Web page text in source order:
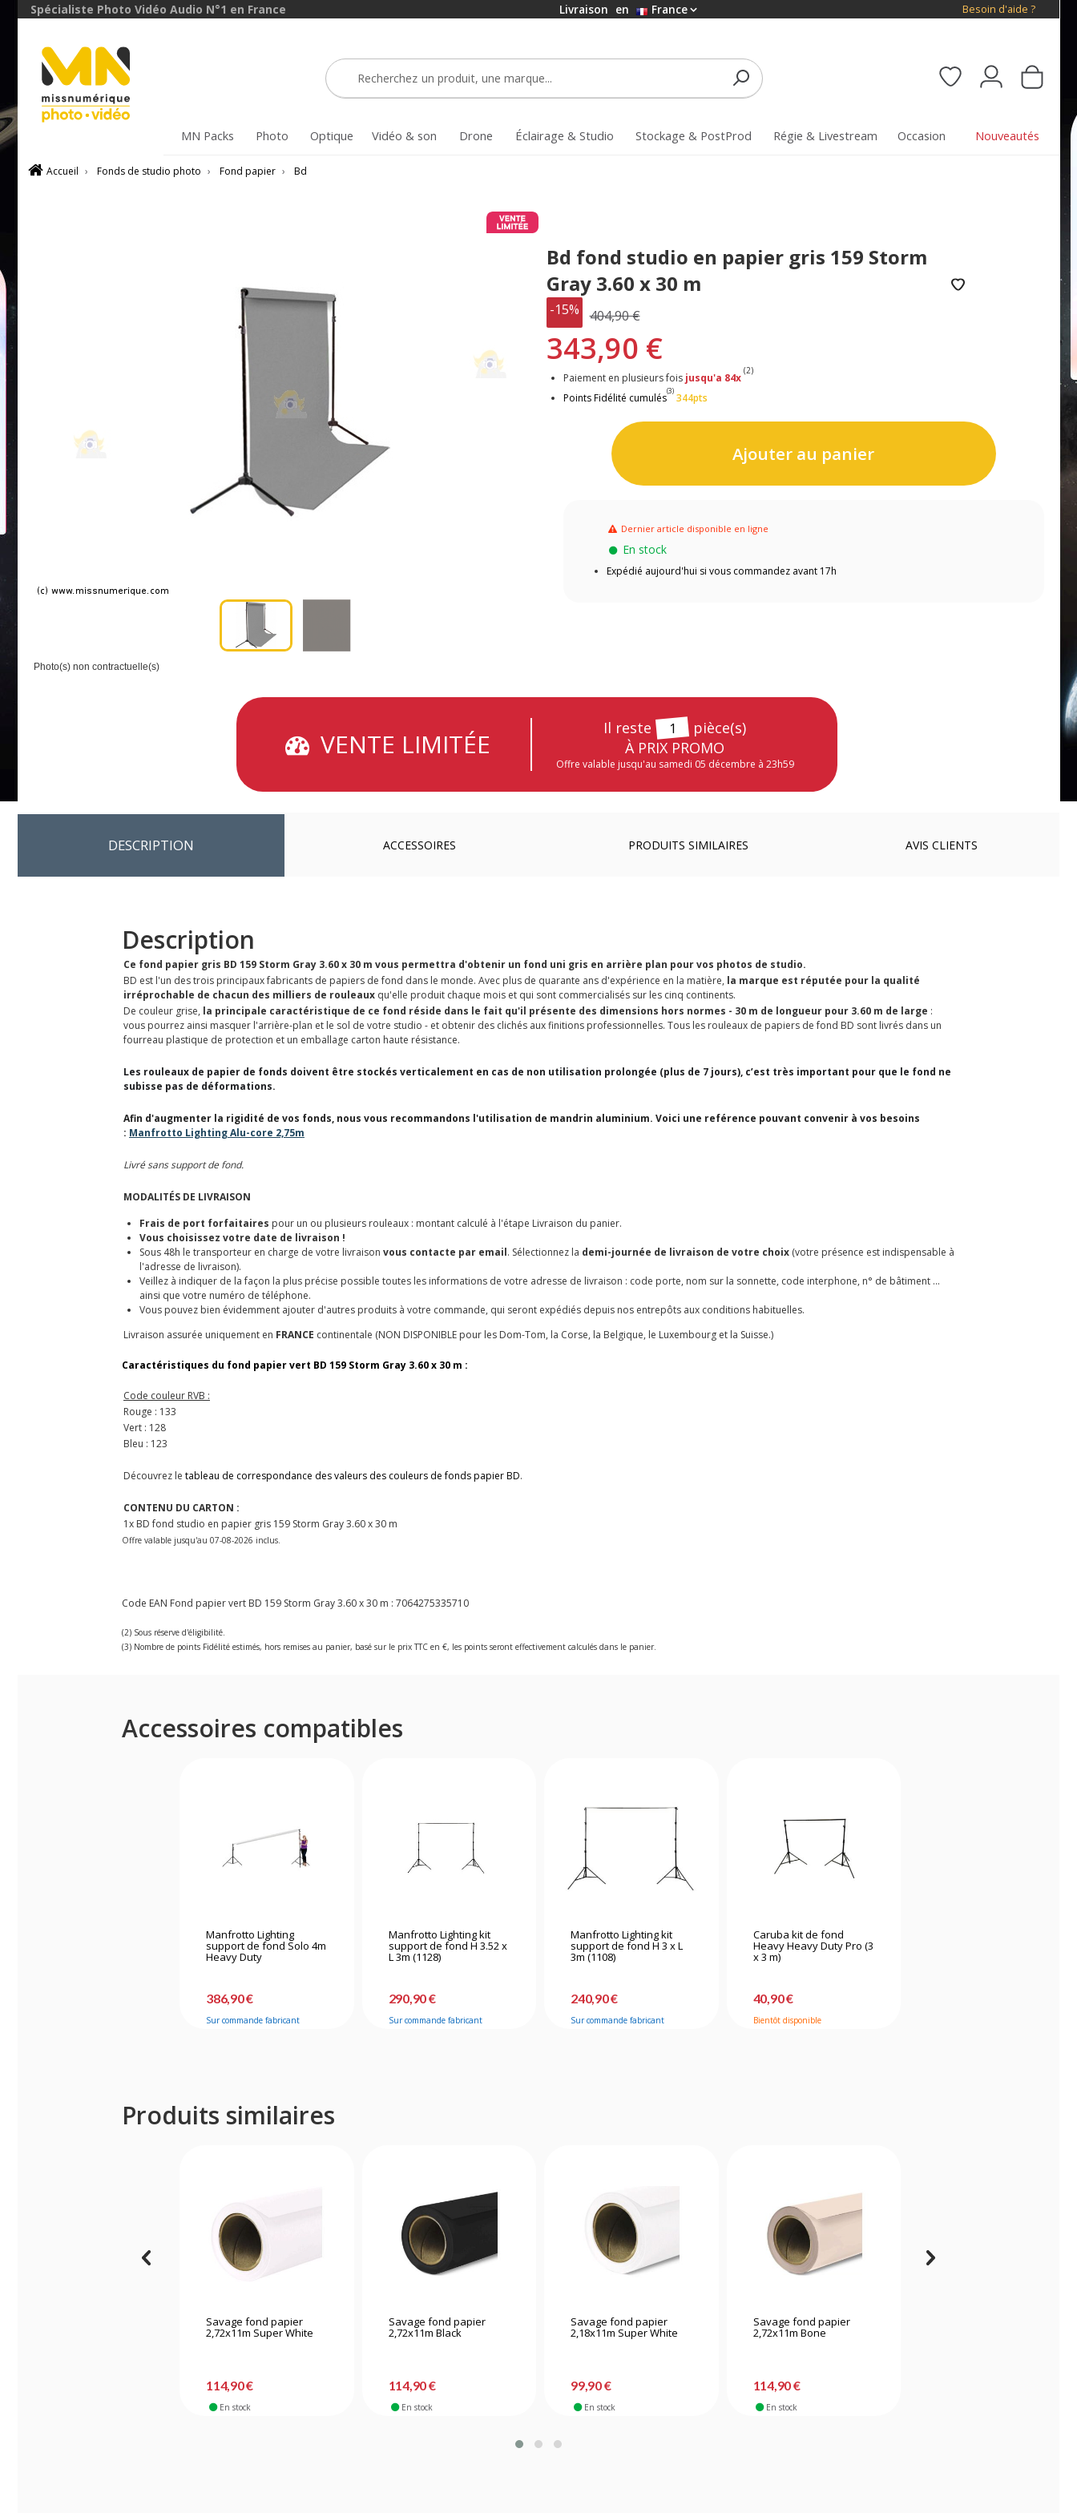
Spécialiste Photo Vidéo Audio N°1 en France Livraison en France Besoin d'aide ?
MN Packs Photo Optique Vidéo & son Drone Éclairage & Studio Stockage & PostProd Régie & Livestream Occasion Nouveautés
Accueil › Fonds de studio photo › Fond papier › Bd
Photo(s) non contractuelle(s)
Bd fond studio en papier gris 159 Storm
Gray 3.60 x 30 m
-15% 404,90 €
343,90 €
Paiement en plusieurs fois jusqu'a 84x
(2)
Points Fidélité cumulés
(3)
344pts
Ajouter au panier
Dernier article disponible en ligne
En stock
Expédié aujourd'hui si vous commandez avant 17h
VENTE LIMITÉE
Il reste 1
pièce(s)
À PRIX PROMO
Offre valable jusqu'au samedi 05 décembre à 23h59
DESCRIPTION ACCESSOIRES PRODUITS SIMILAIRES AVIS CLIENTS
Description
Ce fond papier gris BD 159 Storm Gray 3.60 x 30 m vous permettra d'obtenir un fond uni gris en arrière plan pour vos photos de studio.
BD est l'un des trois principaux fabricants de papiers de fond dans le monde. Avec plus de quarante ans d'expérience en la matière, la marque est réputée pour la qualité
irréprochable de chacun des milliers de rouleaux qu'elle produit chaque mois et qui sont commercialisés sur les cinq continents.
De couleur grise, la principale caractéristique de ce fond réside dans le fait qu'il présente des dimensions hors normes - 30 m de longueur pour 3.60 m de large :
vous pourrez ainsi masquer l'arrière-plan et le sol de votre studio - et obtenir des clichés aux finitions professionnelles. Tous les rouleaux de papiers de fond BD sont livrés dans un
fourreau plastique de protection et un emballage carton haute résistance.
Les rouleaux de papier de fonds doivent être stockés verticalement en cas de non utilisation prolongée (plus de 7 jours), c’est très important pour que le fond ne
subisse pas de déformations.
Afin d'augmenter la rigidité de vos fonds, nous vous recommandons l'utilisation de mandrin aluminium. Voici une reférence pouvant convenir à vos besoins
: Manfrotto Lighting Alu-core 2,75m
Livré sans support de fond.
MODALITÉS DE LIVRAISON
Frais de port forfaitaires pour un ou plusieurs rouleaux : montant calculé à l'étape Livraison du panier.
Vous choisissez votre date de livraison !
Sous 48h le transporteur en charge de votre livraison vous contacte par email. Sélectionnez la demi-journée de livraison de votre choix(votre présence est indispensable à
l'adresse de livraison).
Veillez à indiquer de la façon la plus précise possible toutes les informations de votre adresse de livraison : code porte, nom sur la sonnette, code interphone, n° de bâtiment ...
ainsi que votre numéro de téléphone.
Vous pouvez bien évidemment ajouter d'autres produits à votre commande, qui seront expédiés depuis nos entrepôts aux conditions habituelles.
Livraison assurée uniquement en FRANCE continentale (NON DISPONIBLE pour les Dom-Tom, la Corse, la Belgique, le Luxembourg et la Suisse.)
Caractéristiques du fond papier vert BD 159 Storm Gray 3.60 x 30 m :
Code couleur RVB :
Rouge : 133
Vert : 128
Bleu : 123
Découvrez le tableau de correspondance des valeurs des couleurs de fonds papier BD.
CONTENU DU CARTON :
1x BD fond studio en papier gris 159 Storm Gray 3.60 x 30 m
Offre valable jusqu'au 07-08-2026 inclus.
Code EAN Fond papier vert BD 159 Storm Gray 3.60 x 30 m : 7064275335710
(2) Sous réserve d'éligibilité.
(3) Nombre de points Fidélité estimés, hors remises au panier, basé sur le prix TTC en €, les points seront effectivement calculés dans le panier.
Accessoires compatibles
Manfrotto Lighting
support de fond Solo 4m
Heavy Duty
386,90 €
Sur commande fabricant
Manfrotto Lighting kit
support de fond H 3.52 x
L 3m (1128)
290,90 €
Sur commande fabricant
Manfrotto Lighting kit
support de fond H 3 x L
3m (1108)
240,90 €
Sur commande fabricant
Caruba kit de fond
Heavy Heavy Duty Pro (3
x 3 m)
40,90 €
Bientôt disponible
Produits similaires
Savage fond papier
2,72x11m Super White
114,90 €
En stock
Savage fond papier
2,72x11m Black
114,90 €
En stock
Savage fond papier
2,18x11m Super White
99,90 €
En stock
Savage fond papier
2,72x11m Bone
114,90 €
En stock